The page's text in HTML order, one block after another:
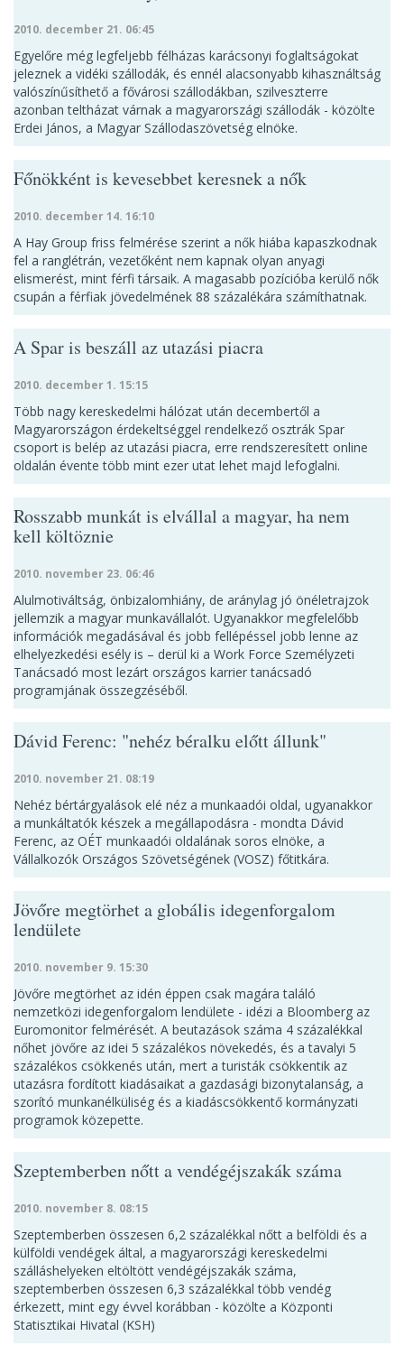
2010. december 21. 06:45
Egyelőre még legfeljebb félházas karácsonyi foglaltságokat
jeleznek a vidéki szállodák, és ennél alacsonyabb kihasználtság
valószínűsíthető a fővárosi szállodákban, szilveszterre
azonban teltházat várnak a magyarországi szállodák - közölte
Erdei János, a Magyar Szállodaszövetség elnöke.
Főnökként is kevesebbet keresnek a nők
2010. december 14. 16:10
A Hay Group friss felmérése szerint a nők hiába kapaszkodnak
fel a ranglétrán, vezetőként nem kapnak olyan anyagi
elismerést, mint férfi társaik. A magasabb pozícióba kerülő nők
csupán a férfiak jövedelmének 88 százalékára számíthatnak.
A Spar is beszáll az utazási piacra
2010. december 1. 15:15
Több nagy kereskedelmi hálózat után decembertől a
Magyarországon érdekeltséggel rendelkező osztrák Spar
csoport is belép az utazási piacra, erre rendszeresített online
oldalán évente több mint ezer utat lehet majd lefoglalni.
Rosszabb munkát is elvállal a magyar, ha nem
kell költöznie
2010. november 23. 06:46
Alulmotiváltság, önbizalomhiány, de aránylag jó önéletrajzok
jellemzik a magyar munkavállalót. Ugyanakkor megfelelőbb
információk megadásával és jobb fellépéssel jobb lenne az
elhelyezkedési esély is – derül ki a Work Force Személyzeti
Tanácsadó most lezárt országos karrier tanácsadó
programjának összegzéséből.
Dávid Ferenc: "nehéz béralku előtt állunk"
2010. november 21. 08:19
Nehéz bértárgyalások elé néz a munkaadói oldal, ugyanakkor
a munkáltatók készek a megállapodásra - mondta Dávid
Ferenc, az OÉT munkaadói oldalának soros elnöke, a
Vállalkozók Országos Szövetségének (VOSZ) főtitkára.
Jövőre megtörhet a globális idegenforgalom
lendülete
2010. november 9. 15:30
Jövőre megtörhet az idén éppen csak magára találó
nemzetközi idegenforgalom lendülete - idézi a Bloomberg az
Euromonitor felmérését. A beutazások száma 4 százalékkal
nőhet jövőre az idei 5 százalékos növekedés, és a tavalyi 5
százalékos csökkenés után, mert a turisták csökkentik az
utazásra fordított kiadásaikat a gazdasági bizonytalanság, a
szorító munkanélküliség és a kiadáscsökkentő kormányzati
programok közepette.
Szeptemberben nőtt a vendégéjszakák száma
2010. november 8. 08:15
Szeptemberben összesen 6,2 százalékkal nőtt a belföldi és a
külföldi vendégek által, a magyarországi kereskedelmi
szálláshelyeken eltöltött vendégéjszakák száma,
szeptemberben összesen 6,3 százalékkal több vendég
érkezett, mint egy évvel korábban - közölte a Központi
Statisztikai Hivatal (KSH)